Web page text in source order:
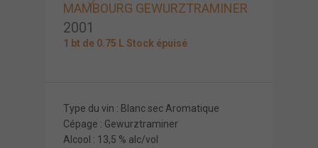
MAMBOURG GEWURZTRAMINER
2001
1 bt de 0.75 L Stock épuisé
Type du vin : Blanc sec Aromatique
Cépage : Gewurztraminer
Alcool : 13,5 % alc/vol